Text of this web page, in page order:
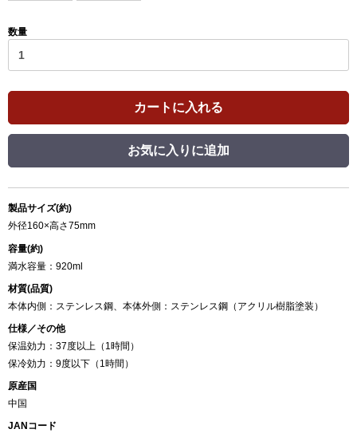
数量
カートに入れる
お気に入りに追加
製品サイズ(約)
外径160×高さ75mm
容量(約)
満水容量：920ml
材質(品質)
本体内側：ステンレス鋼、本体外側：ステンレス鋼（アクリル樹脂塗装）
仕様／その他
保温効力：37度以上（1時間）
保冷効力：9度以下（1時間）
原産国
中国
JANコード